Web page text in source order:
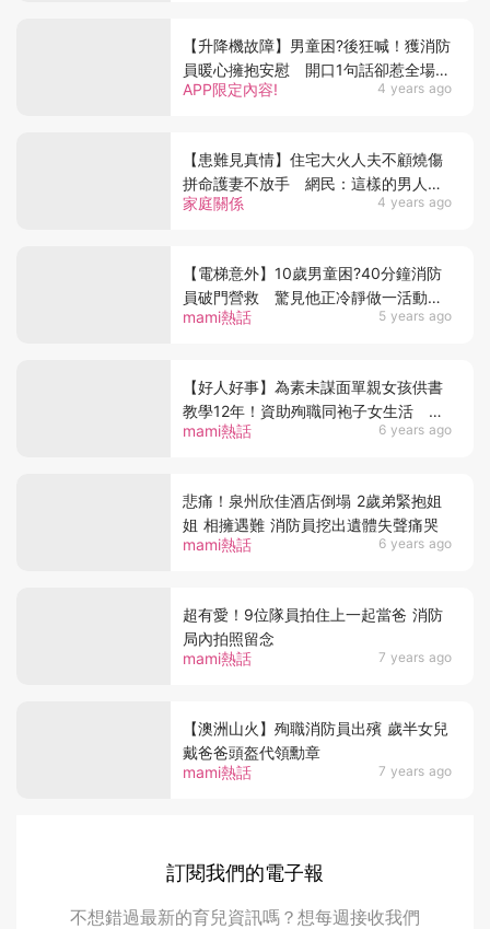
APP限定內容! 4 years ago
【升降機故障】男童困?後狂喊！獲消防
員暖心擁抱安慰 開口1句話卻惹全場爆
笑
家庭關係 4 years ago
【患難見真情】住宅大火人夫不顧燒傷
拼命護妻不放手 網民：這樣的男人值
得一輩子珍惜
mami熱話 5 years ago
【電梯意外】10歲男童困?40分鐘消防
員破門營救 驚見他正冷靜做一活動母
感安慰
mami熱話 6 years ago
【好人好事】為素未謀面單親女孩供書
教學12年！資助殉職同袍子女生活 愛
心消防員無私付出不求回報
mami熱話 6 years ago
悲痛！泉州欣佳酒店倒塌 2歲弟緊抱姐
姐 相擁遇難 消防員挖出遺體失聲痛哭
mami熱話 7 years ago
超有愛！9位隊員拍住上一起當爸 消防
局內拍照留念
mami熱話 7 years ago
【澳洲山火】殉職消防員出殯 歲半女兒
戴爸爸頭盔代領勳章
訂閱我們的電子報
不想錯過最新的育兒資訊嗎？想每週接收我們